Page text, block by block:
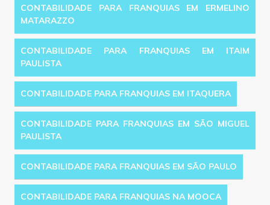
CONTABILIDADE PARA FRANQUIAS EM ERMELINO
MATARAZZO
CONTABILIDADE PARA FRANQUIAS EM ITAIM
PAULISTA
CONTABILIDADE PARA FRANQUIAS EM ITAQUERA
CONTABILIDADE PARA FRANQUIAS EM SÃO MIGUEL
PAULISTA
CONTABILIDADE PARA FRANQUIAS EM SÃO PAULO
CONTABILIDADE PARA FRANQUIAS NA MOOCA